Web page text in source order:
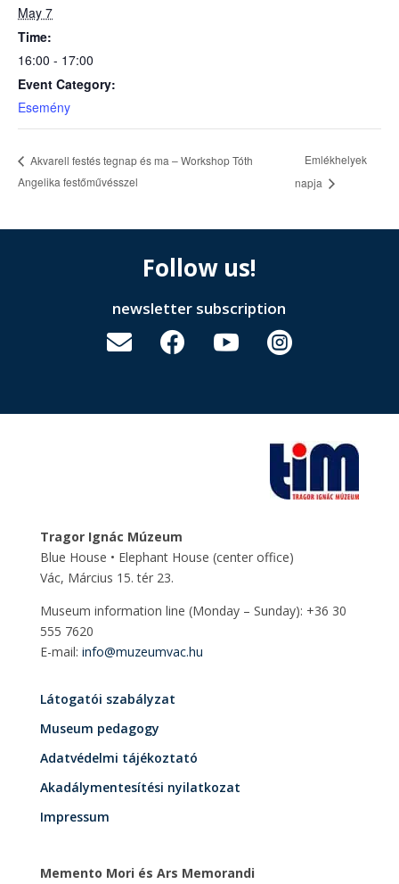
May 7
Time:
16:00 - 17:00
Event Category:
Esemény
Akvarell festés tegnap és ma – Workshop Tóth
Angelika festőművésszel
Emlékhelyek
napja
Follow us!
newsletter subscription
   
Tragor Ignác Múzeum
Blue House • Elephant House (center office)
Vác, Március 15. tér 23.
Museum information line (Monday – Sunday): +36 30
555 7620
E-mail: info@muzeumvac.hu
Látogatói szabályzat
Museum pedagogy
Adatvédelmi tájékoztató
Akadálymentesítési nyilatkozat
Impressum
Memento Mori és Ars Memorandi